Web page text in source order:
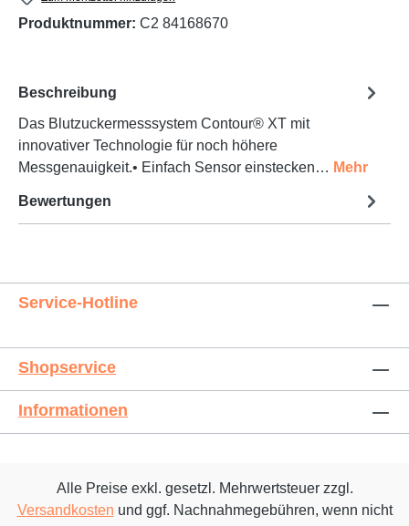
Produktnummer: C2 84168670
Beschreibung
Das Blutzuckermesssystem Contour® XT mit
innovativer Technologie für noch höhere
Messgenauigkeit.• Einfach Sensor einstecken… Mehr
Bewertungen
Service-Hotline
Shopservice
Informationen
Alle Preise exkl. gesetzl. Mehrwertsteuer zzgl.
Versandkosten und ggf. Nachnahmegebühren, wenn nicht